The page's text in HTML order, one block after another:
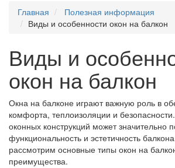
Главная
Полезная информация
Виды и особенности окон на балкон
Виды и
окон на балкон
Окна на балконе играют важную роль в
комфорта, теплоизоляции и
оконных конструкций может значительно
функциональность и эстетичность
рассмотрим основные типы окон на
преимущества.